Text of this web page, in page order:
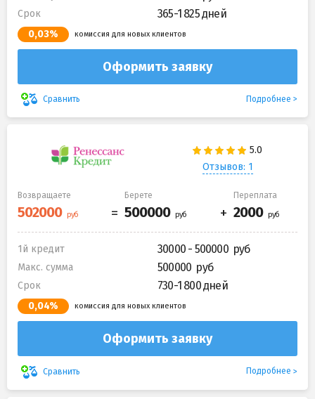
Срок 365-1 825 дней
0,03% комиссия для новых клиентов
Оформить заявку
Сравнить Подробнее
Отзывов: 1
Возвращаете Берете Переплата
1й кредит 30000 - 500000
Макс. сумма 500000
Срок 730-1 800 дней
0,04% комиссия для новых клиентов
Оформить заявку
Сравнить Подробнее